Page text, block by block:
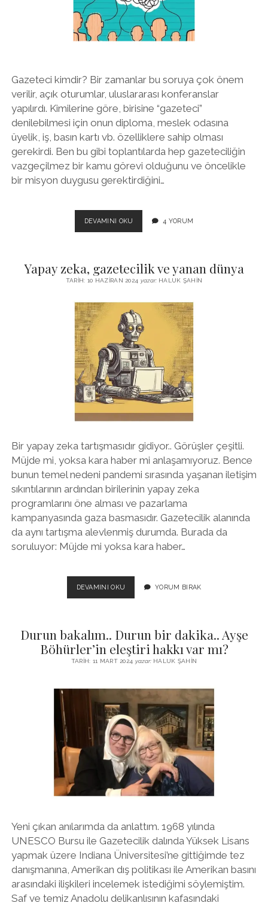
twitterfacebookinstagram
Gazeteci kimdir? Bir zamanlar bu soruya çok önem
verilir, açık oturumlar, uluslararası konferanslar
yapılırdı. Kimilerine göre, birisine “gazeteci”
denilebilmesi için onun diploma, meslek odasına
üyelik, iş, basın kartı vb. özelliklere sahip olması
gerekirdi. Ben bu gibi toplantılarda hep gazeteciliğin
vazgeçilmez bir kamu görevi olduğunu ve öncelikle
bir misyon duygusu gerektirdiğini…
DEVAMINI OKU
ILETIŞIMCILER,
TEKNISYEN
4 YORUM
Yapay zeka, gazetecilik ve yanan dünya
TARIH: 10 HAZIRAN 2024 yazar:HALUK ŞAHIN
Bir yapay zeka tartışmasıdır gidiyor.. Görüşler çeşitli.
Müjde mi, yoksa kara haber mi anlaşamıyoruz. Bence
bunun temel nedeni pandemi sırasında yaşanan iletişim
sıkıntılarının ardından birilerinin yapay zeka
programlarını öne alması ve pazarlama
kampanyasında gaza basmasıdır. Gazetecilik alanında
da aynı tartışma alevlenmiş durumda. Burada da
soruluyor: Müjde mi yoksa kara haber…
DEVAMINI OKU YAPAY
ZEKA,
YANAN
DÜNYA
YORUM BIRAK
Durun bakalım.. Durun bir dakika.. Ayşe
Böhürler’in eleştiri hakkı var mı?
TARIH: 11 MART 2024 yazar:HALUK ŞAHIN
Yeni çıkan anılarımda da anlattım. 1968 yılında
UNESCO Bursu ile Gazetecilik dalında Yüksek Lisans
yapmak üzere Indiana Üniversitesi’ne gittiğimde tez
danışmanına, Amerikan dış politikası ile Amerikan basını
arasındaki ilişkileri incelemek istediğimi söylemiştim.
Saf ve temiz Anadolu delikanlısının kafasındaki